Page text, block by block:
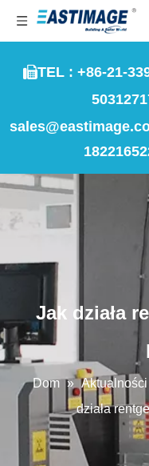
TEL : +86-21-
Jak działa
Dom » Aktualności
działa